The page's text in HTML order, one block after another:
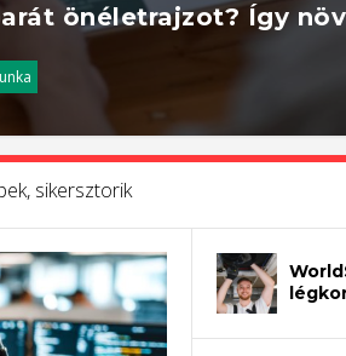
önéletrajzot? Így
sikersztorik